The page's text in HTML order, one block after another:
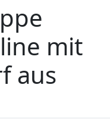
mit
aus